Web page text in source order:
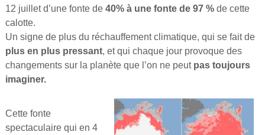
12 juillet d’une fonte de40% à une fonte de 97 % de cette
calotte.
Un signe de plus du réchauffement climatique, qui se fait de
plus en plus pressant, et qui chaque jour provoque des
changements sur la planète que l’on ne peut pas toujours
imaginer.
Cette fonte
spectaculaire qui en 4